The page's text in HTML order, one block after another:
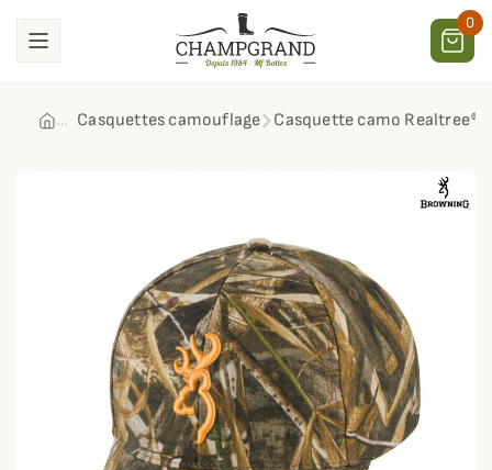
0
Casquettes camouflage Casquette camo Realtree®